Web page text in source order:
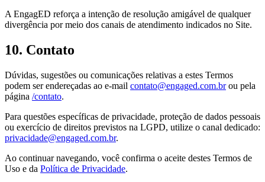
A EngagED reforça a intenção de resolução amigável de qualquer
divergência por meio dos canais de atendimento indicados no Site.
10. Contato
Dúvidas, sugestões ou comunicações relativas a estes Termos
podem ser endereçadas ao e-mail contato@engaged.com.brou pela
página /contato.
Para questões específicas de privacidade, proteção de dados pessoais
ou exercício de direitos previstos na LGPD, utilize o canal dedicado:
privacidade@engaged.com.br.
Ao continuar navegando, você confirma o aceite destes Termos de
Uso e da Política de Privacidade.